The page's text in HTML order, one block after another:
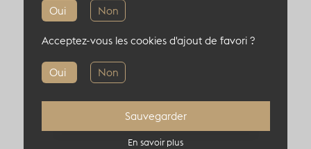
50 pers en board
350 pers en cabaret
Informations complémentaires
Oui Non
Oui Non
Acceptez-vous les cookies d'ajout de favori ?
Sauvegarder
En savoir plus